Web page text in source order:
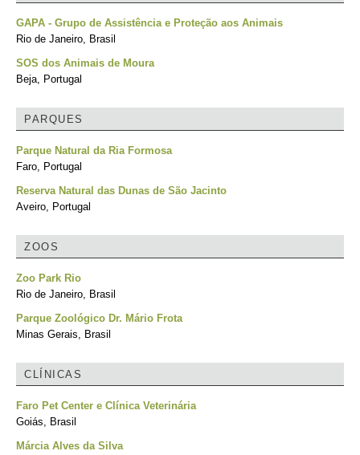
GAPA - Grupo de Assistência e Proteção aos Animais
Rio de Janeiro, Brasil
SOS dos Animais de Moura
Beja, Portugal
PARQUES
Parque Natural da Ria Formosa
Faro, Portugal
Reserva Natural das Dunas de São Jacinto
Aveiro, Portugal
ZOOS
Zoo Park Rio
Rio de Janeiro, Brasil
Parque Zoológico Dr. Mário Frota
Minas Gerais, Brasil
CLÍNICAS
Faro Pet Center e Clínica Veterinária
Goiás, Brasil
Márcia Alves da Silva